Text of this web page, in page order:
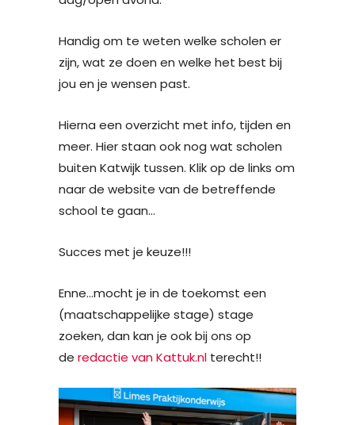
Handig om te weten welke scholen er
zijn, wat ze doen en welke het best bij
jou en je wensen past.
Hierna een overzicht met info, tijden en
meer. Hier staan ook nog wat scholen
buiten Katwijk tussen. Klik op de links om
naar de website van de betreffende
school te gaan…
Succes met je keuze!!!
Enne…mocht je in de toekomst een
(maatschappelijke stage) stage
zoeken, dan kan je ook bij ons op
de redactie van Kattuk.nl terecht!!